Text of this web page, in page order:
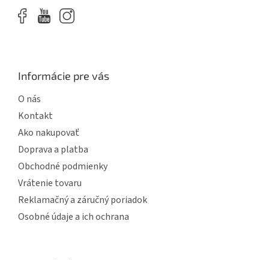
Informácie pre vás
O nás
Kontakt
Ako nakupovať
Doprava a platba
Obchodné podmienky
Vrátenie tovaru
Reklamačný a záručný poriadok
Osobné údaje a ich ochrana